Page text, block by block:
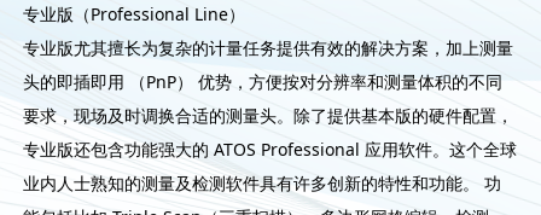
专业版（Professional Line）
专业版尤其擅长为复杂的计量任务提供有效的解决方案，加上测量
头的即插即用 （PnP） 优势，方便按对分辨率和测量体积的不同
要求，现场及时调换合适的测量头。除了提供基本版的硬件配置，
专业版还包含功能强大的 ATOS Professional 应用软件。这个全球
业内人士熟知的测量及检测软件具有许多创新的特性和功能。 功